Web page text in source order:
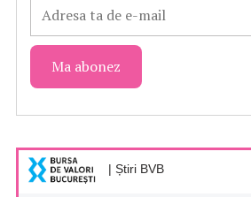
| Știri BVB